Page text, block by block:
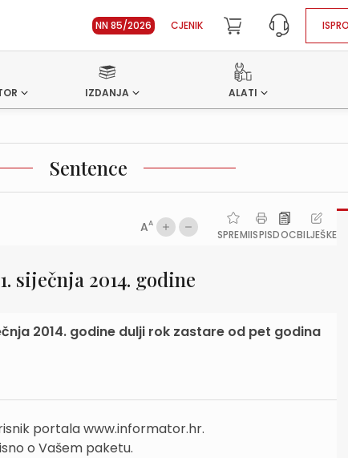
NN 85/2026 CJENIK
IZDANJA ALATI
Sentence
AA
SPREMIISPISDOCBILJEŠKE
siječnja 2014. godine
2014. godine dulji rok zastare od pet godina
portala www.informator.hr.
o Vašem paketu.